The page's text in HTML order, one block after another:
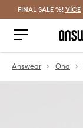
FINAL SALE %! VÍCE
Answear Ona